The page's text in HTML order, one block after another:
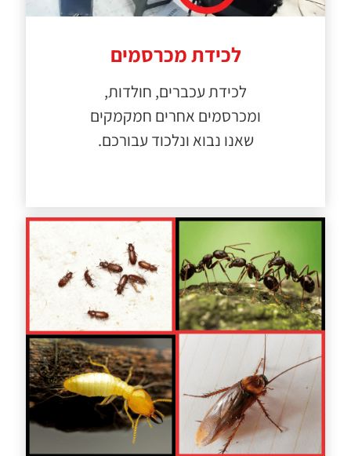
לכידת מכרסמים
לכידת עכברים, חולדות,
ומכרסמים אחרים חמקמקים
שאנו נבוא ונלכוד עבורכם.